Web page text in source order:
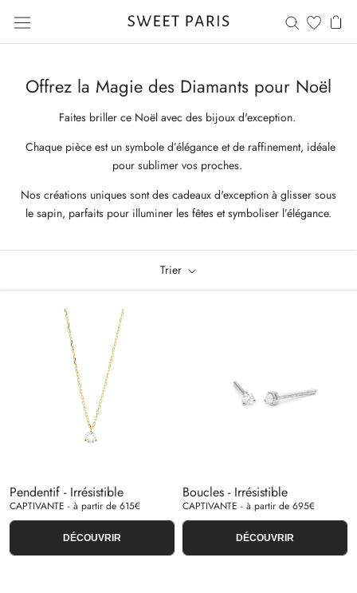
contenu
Offrez la Magie des Diamants pour Noël
Faites briller ce Noël avec des bijoux d'exception.
Chaque pièce est un symbole d’élégance et de raffinement, idéale
pour sublimer vos proches.
Nos créations uniques sont des cadeaux d'exception à glisser sous
le sapin, parfaits pour illuminer les fêtes et symboliser l’élégance.
Trier
Pendentif - Irrésistible
CAPTIVANTE - à partir de 615€
DÉCOUVRIR
Boucles - Irrésistible
CAPTIVANTE - à partir de 695€
DÉCOUVRIR